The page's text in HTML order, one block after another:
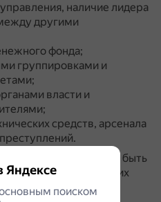
наличие лидера
другими
фонда;
группировками и
власти и
средств, арсенала
группа может быть
лиц, совершающих
Яндексе
поиском